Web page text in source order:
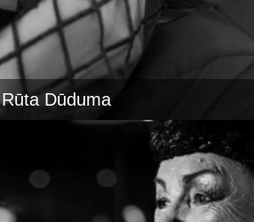
Rūta Dūduma